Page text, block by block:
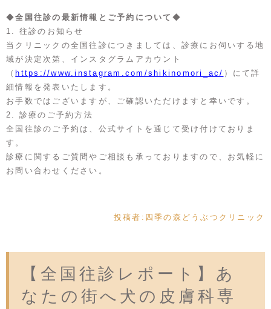
◆全国往診の最新情報とご予約について ◆
1. 往診のお知らせ
当クリニックの全国往診につきましては、診療にお伺いする地
域が決定次第、インスタグラムアカウント
（ https://www.instagram.com/shikinomori_ac/ ）にて詳
細情報を発表いたします。
お手数ではございますが、ご確認いただけますと幸いです。
2. 診療のご予約方法
全国往診のご予約は、公式サイトを通じて受け付けておりま
す。
診療に関するご質問やご相談も承っておりますので、お気軽に
お問い合わせください。
投稿者: 四季の森どうぶつクリニック
【全国往診レポート】あ
なたの街へ犬の皮膚科専